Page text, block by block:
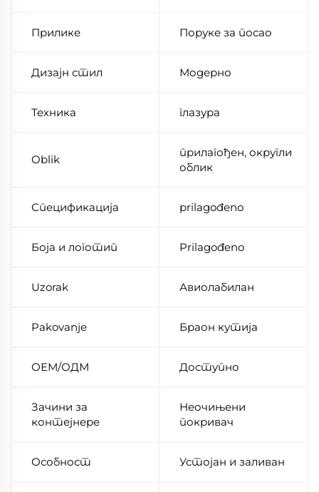
Прилике Поруке за посао
Дизајн стил Модерно
Техника глазура
Oblik
прилагођен, округли
облик
Спецификација prilagođeno
Боја и логотип Prilagođeno
Uzorak Авиолабилан
Pakovanje Браон кутија
ОЕМ/ОДМ Доступно
Зачини за
контејнере
Неочињени
покривач
Особност Устојан и заливан